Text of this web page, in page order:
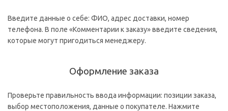
Введите данные о себе: ФИО, адрес доставки, номер
телефона. В поле «Комментарии к заказу» введите сведения,
которые могут пригодиться менеджеру.
Оформление заказа
Проверьте правильность ввода информации: позиции заказа,
выбор местоположения, данные о покупателе. Нажмите